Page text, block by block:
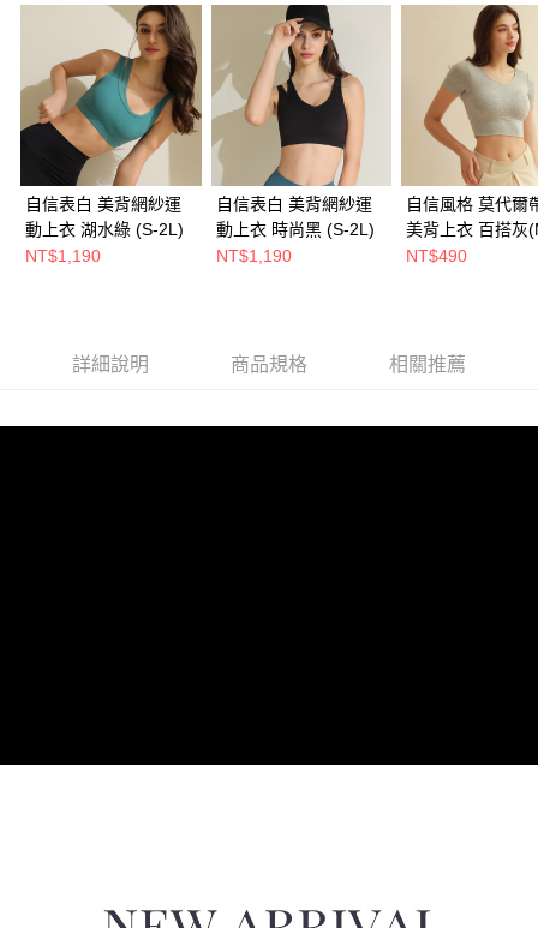
海外宅配 查看運費
自信表白 美背網紗運
動上衣 湖水綠 (S-2L)
NT$1,190
自信表白 美背網紗運
動上衣 時尚黑 (S-2L)
NT$1,190
自信風格 莫代爾
美背上衣 百搭灰
4L)
NT$490
詳細說明 商品規格 相關推薦